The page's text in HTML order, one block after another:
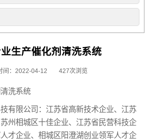
生产催化剂清洗系统
间：2022-04-12 427次浏览
洗系统
有限公司：江苏省高新技术企业、江苏
州相城区十佳企业、江苏省民营科技企
才企业、相城区阳澄湖创业领军人才企